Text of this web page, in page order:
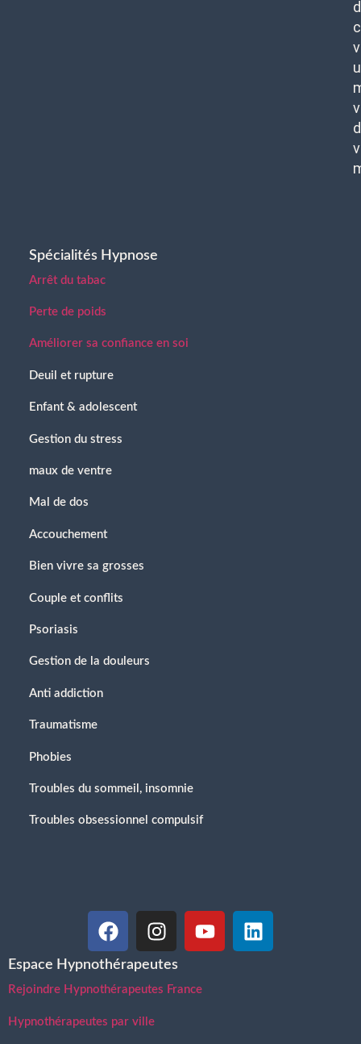
Spécialités Hypnose
Arrêt du tabac
Perte de poids
Améliorer sa confiance en soi
Deuil et rupture
Enfant & adolescent
Gestion du stress
maux de ventre
Mal de dos
Accouchement
Bien vivre sa grosses
Couple et conflits
Psoriasis
Gestion de la douleurs
Anti addiction
Traumatisme
Phobies
Troubles du sommeil, insomnie
Troubles obsessionnel compulsif
Espace Hypnothérapeutes
Rejoindre Hypnothérapeutes France
Hypnothérapeutes par ville